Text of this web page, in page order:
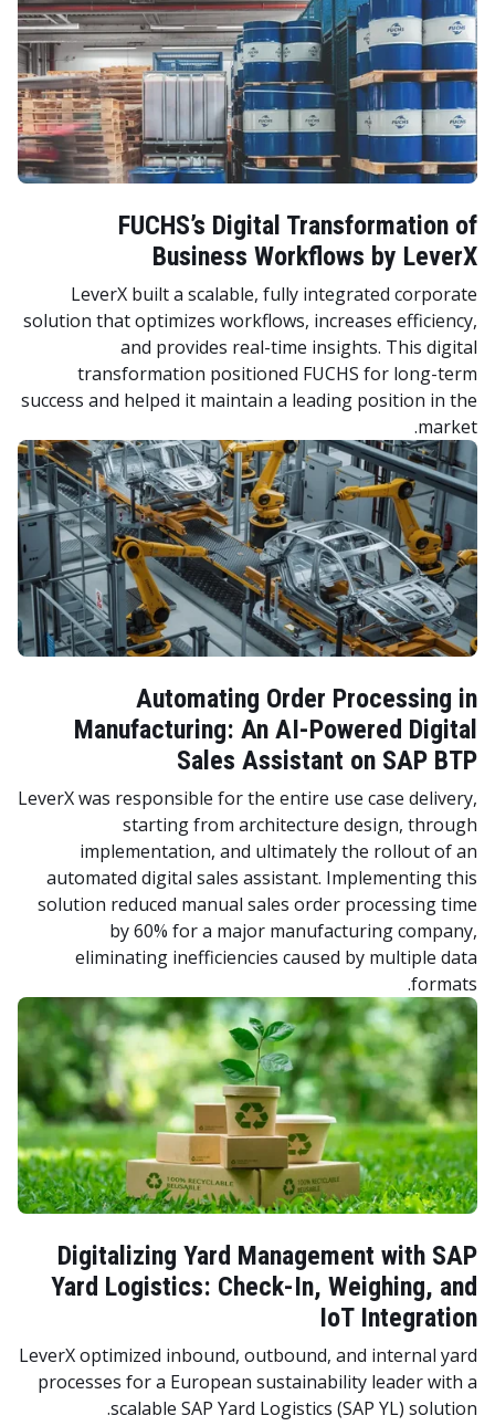
FUCHS’s Digital Transformation of
Business Workflows by LeverX
LeverX built a scalable, fully integrated corporate
solution that optimizes workflows, increases efficiency,
and provides real-time insights. This digital
transformation positioned FUCHS for long-term
success and helped it maintain a leading position in the
market.
Automating Order Processing in
Manufacturing: An AI-Powered Digital
Sales Assistant on SAP BTP
LeverX was responsible for the entire use case delivery,
starting from architecture design, through
implementation, and ultimately the rollout of an
automated digital sales assistant. Implementing this
solution reduced manual sales order processing time
by 60% for a major manufacturing company,
eliminating inefficiencies caused by multiple data
formats.
Digitalizing Yard Management with SAP
Yard Logistics: Check-In, Weighing, and
IoT Integration
LeverX optimized inbound, outbound, and internal yard
processes for a European sustainability leader with a
scalable SAP Yard Logistics (SAP YL) solution.